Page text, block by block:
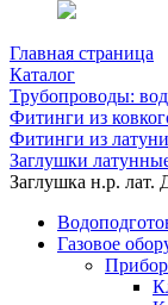
Главная страница
Каталог
Трубопроводы:
Фитинги из
Фитинги из латуни
Заглушки
Заглушка н.р. лат.
Газовое